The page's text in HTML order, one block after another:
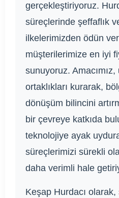
gerçekleştiriyoruz.
süreçlerinde şeffaflık
ilkelerimizden ödün
müşterilerimize en iyi
sunuyoruz.
ortaklıkları kurarak,
dönüşüm bilincini
bir çevreye katkıda
teknolojiye ayak
süreçlerimizi sürekli
daha verimli hale
Keşap Hurdacı